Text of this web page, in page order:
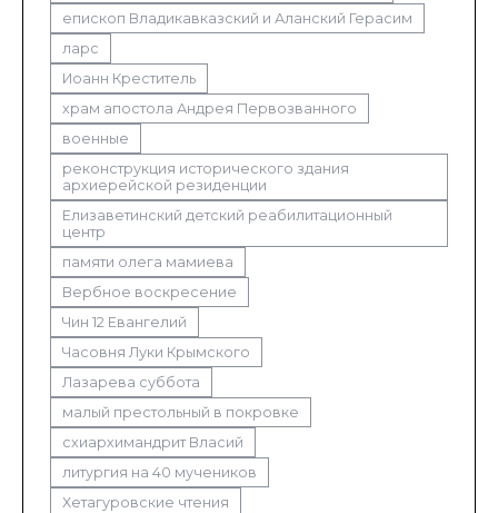
епископ Владикавказский и Аланский Герасим
ларс
Иоанн Креститель
храм апостола Андрея Первозванного
военные
реконструкция исторического здания
архиерейской резиденции
Елизаветинский детский реабилитационный
центр
памяти олега мамиева
Вербное воскресение
Чин 12 Евангелий
Часовня Луки Крымского
Лазарева суббота
малый престольный в покровке
схиархимандрит Власий
литургия на 40 мучеников
Хетагуровские чтения